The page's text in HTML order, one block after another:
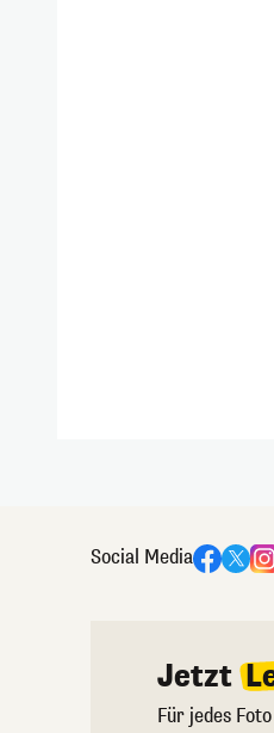
Social Media
Jetzt
Für jedes